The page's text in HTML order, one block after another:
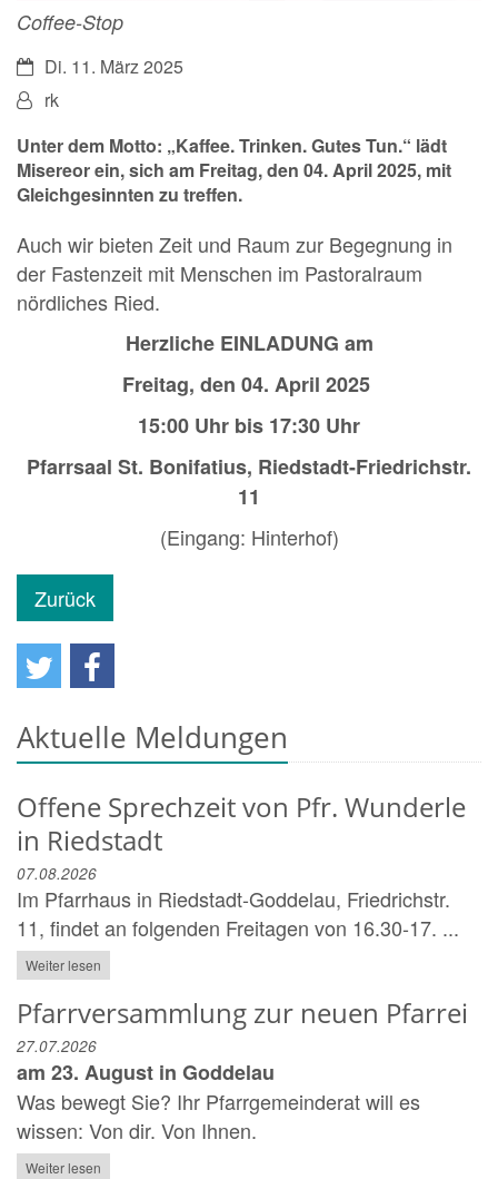
Coffee-Stop
Datum:Di. 11. März 2025
Von:rk
Unter dem Motto: „Kaffee. Trinken. Gutes Tun.“ lädt
Misereor ein, sich am Freitag, den 04. April 2025, mit
Gleichgesinnten zu treffen.
Auch wir bieten Zeit und Raum zur Begegnung in
der Fastenzeit mit Menschen im Pastoralraum
nördliches Ried.
Herzliche EINLADUNG am
Freitag, den 04. April 2025
15:00 Uhr bis 17:30 Uhr
Pfarrsaal St. Bonifatius, Riedstadt-Friedrichstr.
11
(Eingang: Hinterhof)
Zurück
Aktuelle Meldungen
Offene Sprechzeit von Pfr. Wunderle
in Riedstadt
07.08.2026
Im Pfarrhaus in Riedstadt-Goddelau, Friedrichstr.
11, findet an folgenden Freitagen von 16.30-17. ...
Weiter lesen
Pfarrversammlung zur neuen Pfarrei
27.07.2026
am 23. August in Goddelau
Was bewegt Sie? Ihr Pfarrgemeinderat will es
wissen: Von dir. Von Ihnen.
Weiter lesen